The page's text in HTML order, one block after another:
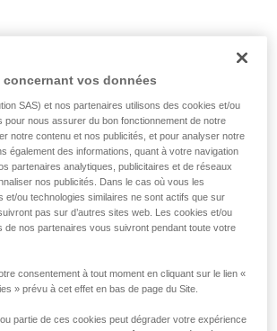
de la charge dans l'axe de
maximale, au plus près du côté
du corps. Adapté aux charges
(connexion d'appareils, connexion
à l'ancrage...).
vos données
SAS) et nos partenaires utilisons des cookies et/ou
pour nous assurer du bon fonctionnement de notre
notre contenu et nos publicités, et pour analyser notre
également des informations, quant à votre navigation
partenaires analytiques, publicitaires et de réseaux
nos publicités. Dans le cas où vous les
et/ou technologies similaires ne sont actifs que sur
pas sur d’autres sites web. Les cookies et/ou
de nos partenaires vous suivront pendant toute votre
consentement à tout moment en cliquant sur le lien «
» prévu à cet effet en bas de page du Site.
ou partie de ces cookies peut dégrader votre expérience